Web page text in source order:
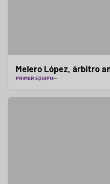
Melero López, árbitro
PRIMER EQUIPO